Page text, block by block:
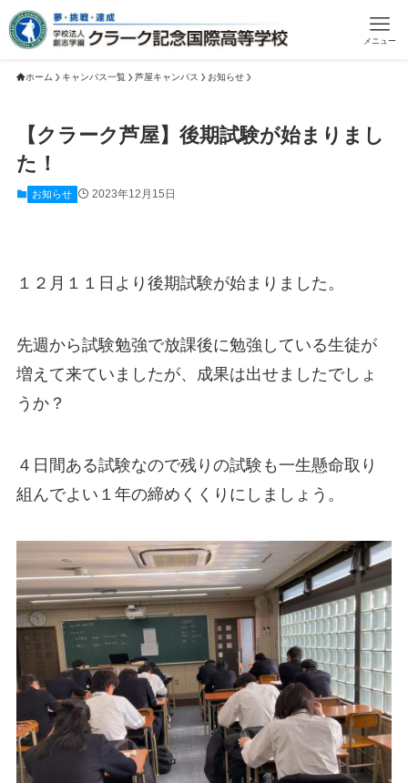
メニュー
ホーム キャンパス一覧 芦屋キャンパス お知らせ
【クラーク芦屋】後期試験が始まりまし
た！
お知らせ 2023年12月15日
１２月１１日より後期試験が始まりました。
先週から試験勉強で放課後に勉強している生徒が
増えて来ていましたが、成果は出せましたでしょ
うか？
４日間ある試験なので残りの試験も一生懸命取り
組んでよい１年の締めくくりにしましょう。